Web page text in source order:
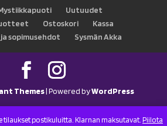
tilaukset postikuluitta. Klarnan maksutavat. Piilota
Uutuudet
Ostoskori
Kassa
sopimusehdot Sysmän Akka
Themes| Powered byWordPress